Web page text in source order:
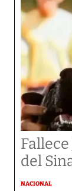
del
NACIONAL